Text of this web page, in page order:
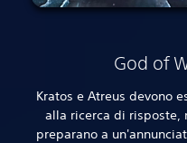
God of
Kratos e Atreus devono
alla ricerca di risposte,
preparano a